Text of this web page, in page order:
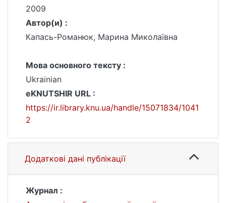
2009
Автор(и) :
Капась-Романюк, Марина Миколаївна
Мова основного тексту :
Ukrainian
eKNUTSHIR URL :
https://ir.library.knu.ua/handle/15071834/1041
2
Додаткові дані публікації
Журнал :